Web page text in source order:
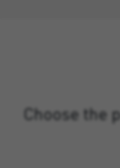
Choose the